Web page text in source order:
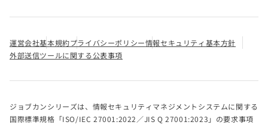
運営会社基本規約プライバシーポリシー情報セキュリティ基本方針
外部送信ツールに関する公表事項
ジョブカンシリーズは、情報セキュリティマネジメントシステムに関する
国際標準規格「ISO/IEC 27001:2022／JIS Q 27001:2023」の要求事項